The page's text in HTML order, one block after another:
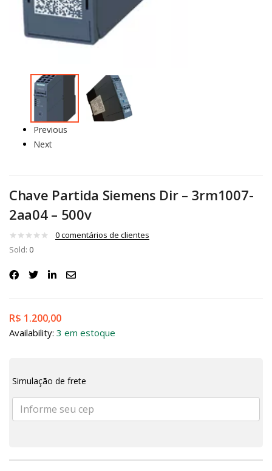
Previous
Next
Chave Partida Siemens Dir – 3rm1007-
2aa04 – 500v
0comentários de clientes
Sold: 0
R$ 1.200,00
Availability: 3 em estoque
Simulação de frete